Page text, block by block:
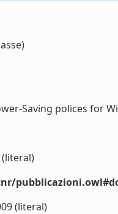
Saving polices for
(literal)
(literal)